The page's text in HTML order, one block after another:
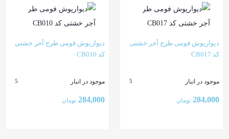
دیوارپوش فومی طرح آجر خشتی
کد CB017
موجود در انبار 5
284,000 تومان
دیوارپوش فومی طرح آجر خشتی
کد CB010
موجود در انبار 5
284,000 تومان